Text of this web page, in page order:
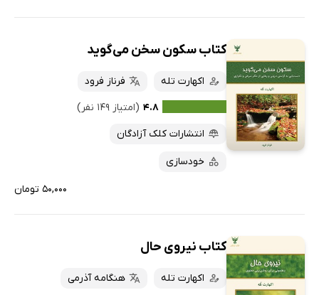
کتاب سکون سخن می‌گوید
اکهارت تله
فرناز فرود
۴.۸ (امتیاز ۱۴۹ نفر)
انتشارات کلک آزادگان
خودسازی
۵۰,۰۰۰ تومان
کتاب نیروی حال
اکهارت تله هنگامه آذرمی